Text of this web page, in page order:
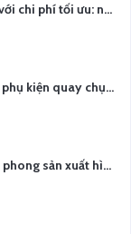
Làm MV chuyên nghiệp với chi phí tối ưu: nên chọn quay thực tế hay video AI?
YCN MEDIA – Trung tâm phụ kiện quay chụp tại Hà Nội
YCN MEDIA – Đơn vị tiên phong sản xuất hình ảnh & âm thanh bằng AI tại Hà Nội